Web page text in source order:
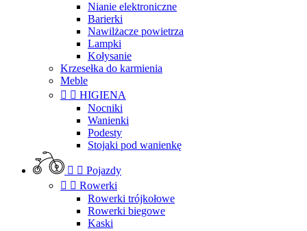
Nianie elektroniczne
Barierki
Nawilżacze powietrza
Lampki
Kołysanie
Krzesełka do karmienia
Meble
  HIGIENA
Nocniki
Wanienki
Podesty
Stojaki pod wanienkę
  Pojazdy
  Rowerki
Rowerki trójkołowe
Rowerki biegowe
Kaski